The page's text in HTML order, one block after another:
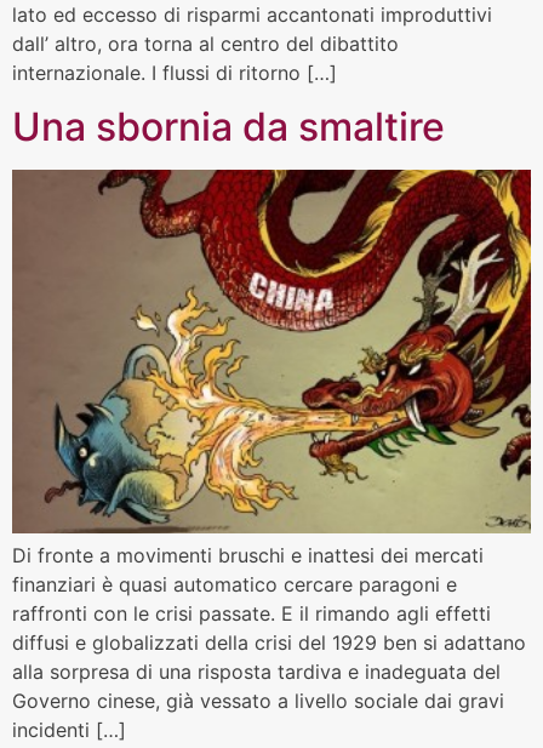
lato ed eccesso di risparmi accantonati improduttivi
dall’ altro, ora torna al centro del dibattito
internazionale. I flussi di ritorno […]
Una sbornia da smaltire
Di fronte a movimenti bruschi e inattesi dei mercati
finanziari è quasi automatico cercare paragoni e
raffronti con le crisi passate. E il rimando agli effetti
diffusi e globalizzati della crisi del 1929 ben si adattano
alla sorpresa di una risposta tardiva e inadeguata del
Governo cinese, già vessato a livello sociale dai gravi
incidenti […]